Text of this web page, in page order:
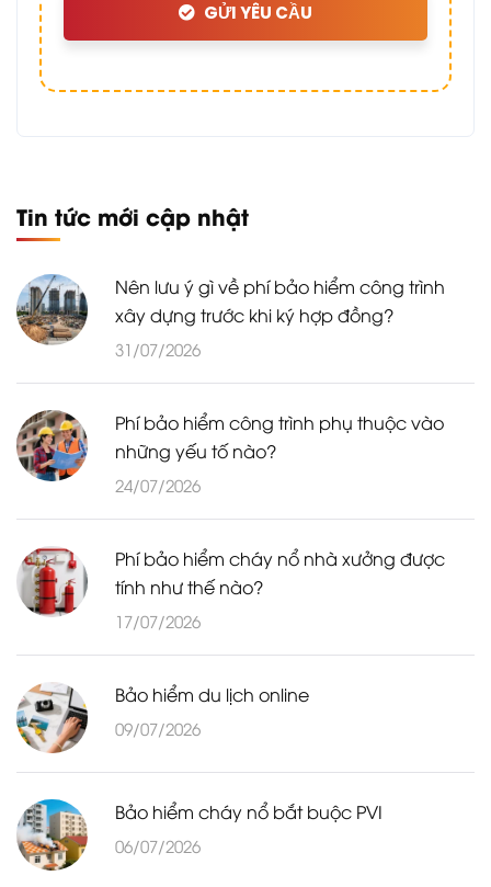
GỬI YÊU CẦU
Tin tức mới cập nhật
Nên lưu ý gì về phí bảo hiểm công trình
xây dựng trước khi ký hợp đồng?
31/07/2026
Phí bảo hiểm công trình phụ thuộc vào
những yếu tố nào?
24/07/2026
Phí bảo hiểm cháy nổ nhà xưởng được
tính như thế nào?
17/07/2026
Bảo hiểm du lịch online
09/07/2026
Bảo hiểm cháy nổ bắt buộc PVI
06/07/2026